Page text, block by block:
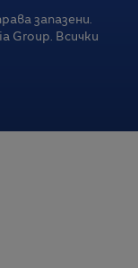
запазени.
Group. Всички